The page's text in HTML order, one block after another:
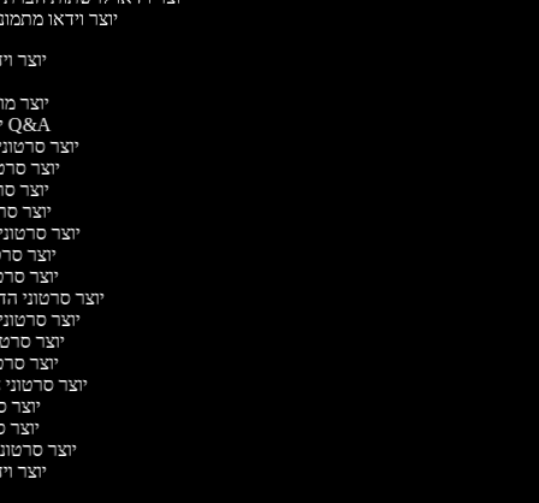
יוצר וידאו
יוצר
יוצר
יוצר סרטוני Q&A
יוצר
יוצר
יוצר
יוצר
יוצר
יוצר
יוצר
יוצר סרטוני
יוצר
יוצר
יוצר
יוצר
יוצר
יוצר
יוצר
יוצר